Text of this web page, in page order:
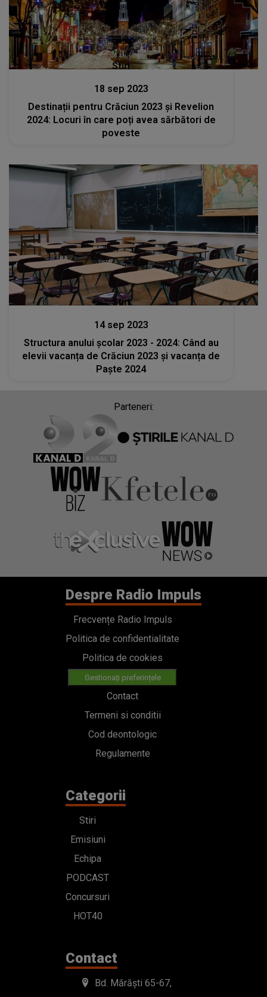
Stiri
18 sep 2023
Destinații pentru Crăciun 2023 și Revelion
2024: Locuri în care poți avea sărbători de
poveste
Stiri
14 sep 2023
Structura anului școlar 2023 - 2024: Când au
elevii vacanța de Crăciun 2023 și vacanța de
Paște 2024
Parteneri:
Despre Radio Impuls
Frecvențe Radio Impuls
Politica de confidentialitate
Politica de cookies
Gestionați preferințele
Contact
Termeni si conditii
Cod deontologic
Regulamente
Categorii
Stiri
Emisiuni
Echipa
PODCAST
Concursuri
HOT40
Contact
Bd. Mărăști 65-67,